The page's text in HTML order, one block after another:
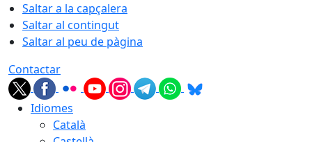
Saltar a la capçalera
Saltar al contingut
Saltar al peu de pàgina
Contactar
Idiomes
Català